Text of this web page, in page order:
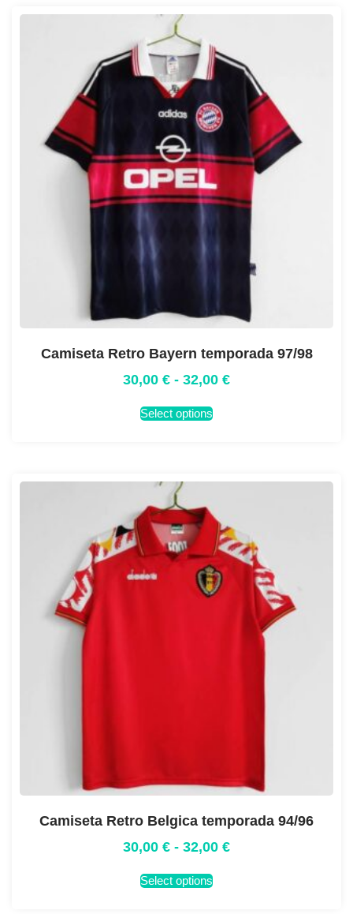
Camiseta Retro Bayern temporada 97/98
30,00 € - 32,00 €
Select options
Camiseta Retro Belgica temporada 94/96
30,00 € - 32,00 €
Select options